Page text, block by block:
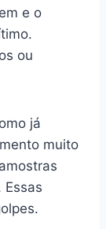
e o
ou
já
muito
Essas